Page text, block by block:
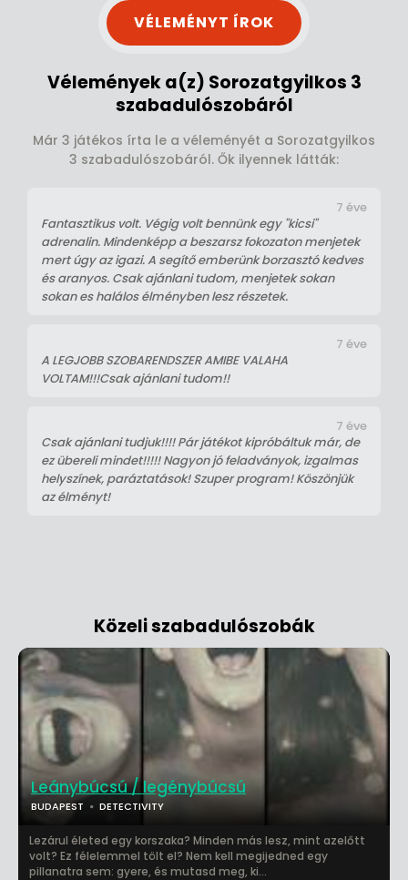
VÉLEMÉNYT ÍROK
Vélemények a(z) Sorozatgyilkos 3
szabadulószobáról
Már 3 játékos írta le a véleményét a Sorozatgyilkos
3 szabadulószobáról. Ők ilyennek látták:
Fantasztikus volt. Végig volt bennünk egy "kicsi"
adrenalin. Mindenképp a beszarsz fokozaton menjetek
mert úgy az igazi. A segítő emberünk borzasztó kedves
és aranyos. Csak ajánlani tudom, menjetek sokan
sokan es halálos élményben lesz részetek.
7 éve
A LEGJOBB SZOBARENDSZER AMIBE VALAHA
VOLTAM!!!Csak ajánlani tudom!!
7 éve
Csak ajánlani tudjuk!!!! Pár játékot kipróbáltuk már, de
ez übereli mindet!!!!! Nagyon jó feladványok, izgalmas
helyszínek, paráztatások! Szuper program! Köszönjük
az élményt!
7 éve
Közeli szabadulószobák
Leánybúcsú / legénybúcsú
BUDAPEST DETECTIVITY
Lezárul életed egy korszaka? Minden más lesz, mint azelőtt
volt? Ez félelemmel tölt el? Nem kell megijedned egy
pillanatra sem: gyere, és mutasd meg, ki...